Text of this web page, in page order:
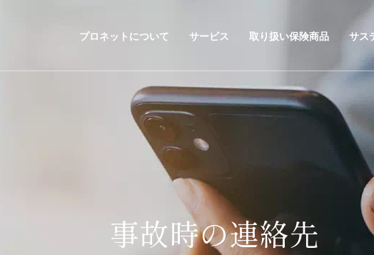
プロネットについて サービス 取り扱い保険商品 サス
事故時の連絡先